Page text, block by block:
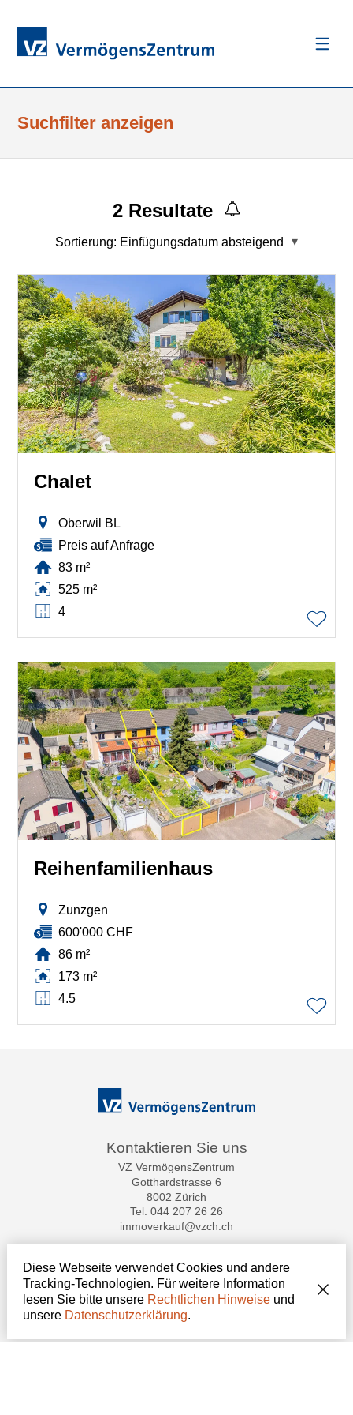
Suchfilter anzeigen
2 Resultate
Sortierung: Einfügungsdatum absteigend
Chalet
Oberwil BL
Preis auf Anfrage
83 m²
525 m²
4
Reihenfamilienhaus
Zunzgen
600'000 CHF
86 m²
173 m²
4.5
Kontaktieren Sie uns
VZ VermögensZentrum
Gotthardstrasse 6
8002 Zürich
Tel. 044 207 26 26
immoverkauf@vzch.ch
Bleiben Sie verbunden
Verpassen Sie keine Objekte, melden Sie sich kostenlos an.
Sich anmelden
Diese Webseite verwendet Cookies und andere
Tracking-Technologien. Für weitere Information
lesen Sie bitte unsere Rechtlichen Hinweiseund
unsere Datenschutzerklärung.